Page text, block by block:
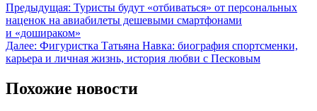
Предыдущая: Туристы будут «отбиваться» от персональных
наценок на авиабилеты дешевыми смартфонами
и «дошираком»
Далее: Фигуристка Татьяна Навка: биография спортсменки,
карьера и личная жизнь, история любви с Песковым
Похожие новости